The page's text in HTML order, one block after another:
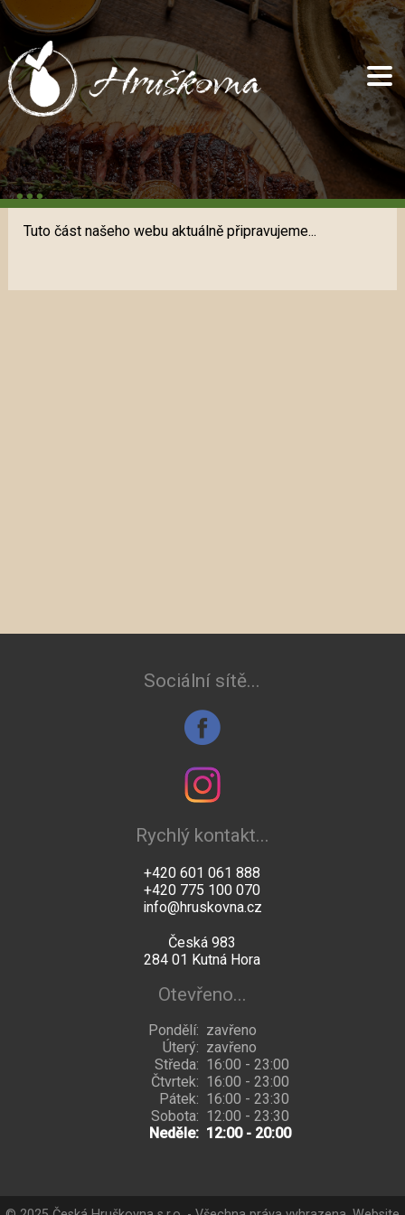
...
Tuto část našeho webu aktuálně připravujeme...
Úvod
Jídelní lístek
Nápojový lístek
Kalendář
Men's e-shop
Kontakt
Sociální sítě...
Rychlý kontakt...
+420 601 061 888
+420 775 100 070
info@hruskovna.cz
Česká 983
284 01 Kutná Hora
Otevřeno...
Pondělí: zavřeno
Úterý: zavřeno
Středa: 16:00 - 23:00
Čtvrtek: 16:00 - 23:00
Pátek: 16:00 - 23:30
Sobota: 12:00 - 23:30
Neděle: 12:00 - 20:00